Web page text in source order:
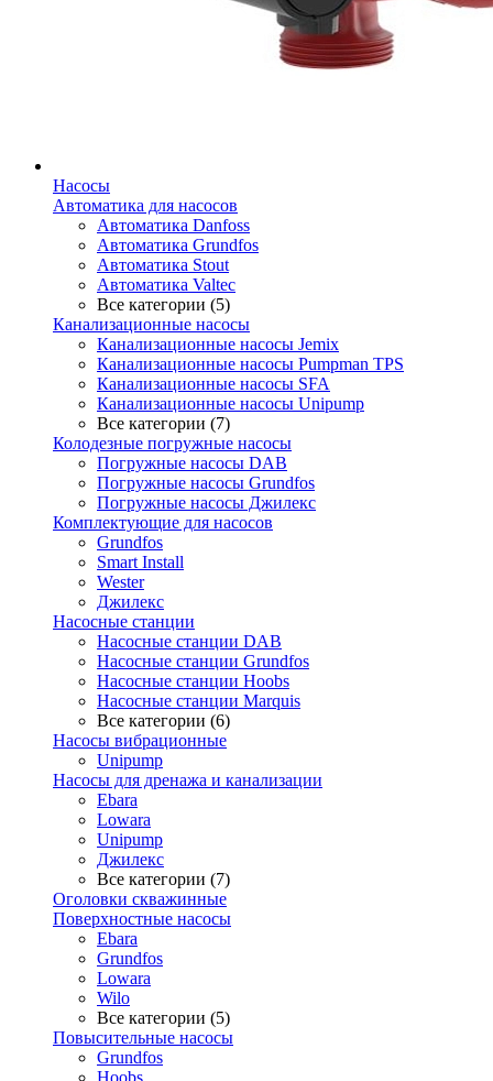
Насосы
Автоматика для насосов
Автоматика Danfoss
Автоматика Grundfos
Автоматика Stout
Автоматика Valtec
Все категории (5)
Канализационные насосы
Канализационные насосы Jemix
Канализационные насосы Pumpman TPS
Канализационные насосы SFA
Канализационные насосы Unipump
Все категории (7)
Колодезные погружные насосы
Погружные насосы DAB
Погружные насосы Grundfos
Погружные насосы Джилекс
Комплектующие для насосов
Grundfos
Smart Install
Wester
Джилекс
Насосные станции
Насосные станции DAB
Насосные станции Grundfos
Насосные станции Hoobs
Насосные станции Marquis
Все категории (6)
Насосы вибрационные
Unipump
Насосы для дренажа и канализации
Ebara
Lowara
Unipump
Джилекс
Все категории (7)
Оголовки скважинные
Поверхностные насосы
Ebara
Grundfos
Lowara
Wilo
Все категории (5)
Повысительные насосы
Grundfos
Hoobs